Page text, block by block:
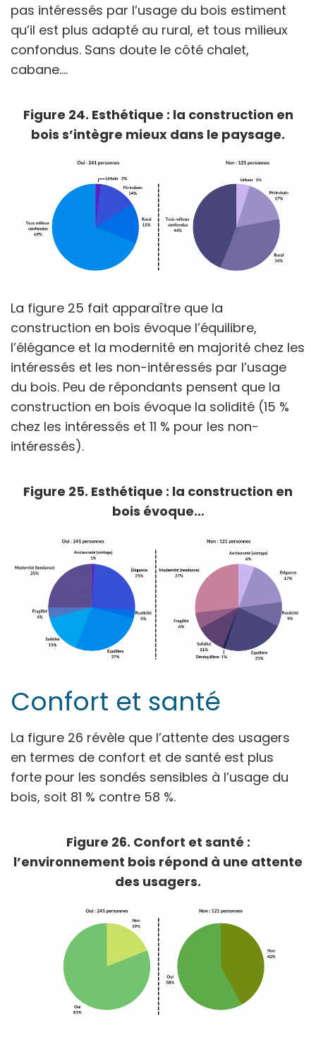
pas intéressés par l’usage du bois estiment
qu’il est plus adapté au rural, et tous milieux
confondus. Sans doute le côté chalet,
cabane….
Figure 24. Esthétique : la construction en
bois s’intègre mieux dans le paysage.
La figure 25 fait apparaître que la
construction en bois évoque l’équilibre,
l’élégance et la modernité en majorité chez les
intéressés et les non-intéressés par l’usage
du bois. Peu de répondants pensent que la
construction en bois évoque la solidité (15 %
chez les intéressés et 11 % pour les non-
intéressés).
Figure 25. Esthétique : la construction en
bois évoque…
Confort et santé
La figure 26 révèle que l’attente des usagers
en termes de confort et de santé est plus
forte pour les sondés sensibles à l’usage du
bois, soit 81 % contre 58 %.
Figure 26. Confort et santé :
l’environnement bois répond à une attente
des usagers.